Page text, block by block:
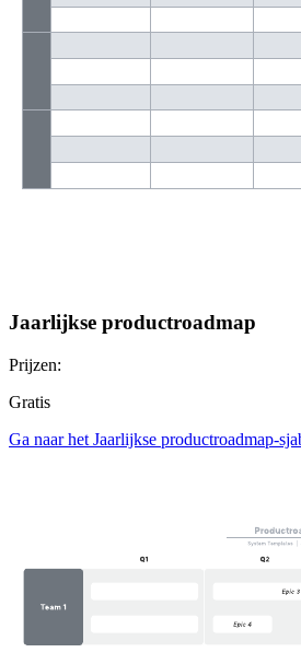
Jaarlijkse productroadmap
Prijzen:
Gratis
Ga naar het Jaarlijkse productroadmap-